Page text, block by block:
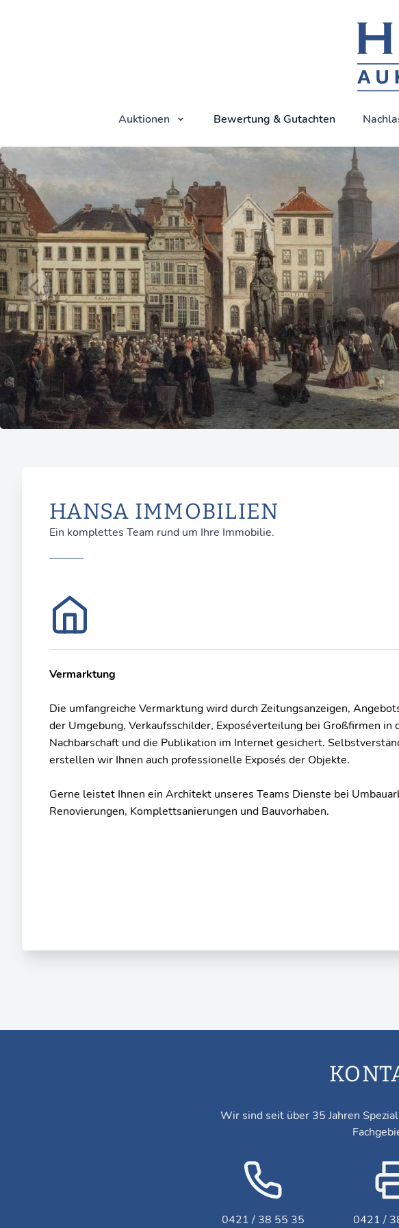
Auktionen Bewertung & Gutachten
HANSA IMMOBILIEN
Ein komplettes Team rund um Ihre Immobilie.
Vermarktung
Die umfangreiche Vermarktung wird durch Zeitungsanzeigen,
der Umgebung, Verkaufsschilder, Exposéverteilung bei Großfirmen in
Nachbarschaft und die Publikation im Internet gesichert.
erstellen wir Ihnen auch professionelle Exposés der Objekte.
Gerne leistet Ihnen ein Architekt unseres Teams Dienste bei
Renovierungen, Komplettsanierungen und Bauvorhaben.
Wir sind seit über 35 Jahren
0421 / 38 55 35 0421 /